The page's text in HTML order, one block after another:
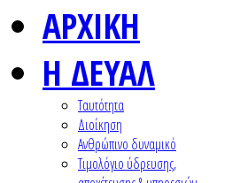
ΑΡΧΙΚΗ
Η ΔΕΥΑΛ
Ταυτότητα
Διοίκηση
Ανθρώπινο δυναμικό
Τιμολόγιο ύδρευσης,